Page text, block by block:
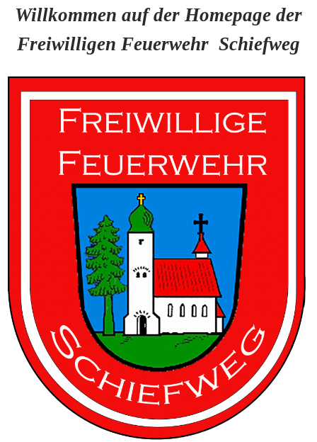
Willkommen auf der Homepage der
Freiwilligen Feuerwehr Schiefweg